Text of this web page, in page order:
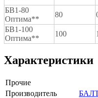
БВ1-80
Оптима**
80
БВ1-100
Оптима**
100 1
Характеристики
Прочие
Производитель